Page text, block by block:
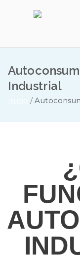
Industrial